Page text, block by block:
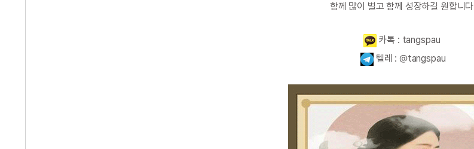
함께 많이 벌고 함께 성장하길 원합니다
카톡 : tangspau
텔레 : @tangspau